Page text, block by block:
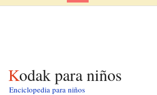
Kodak para niños
Enciclopedia para niños